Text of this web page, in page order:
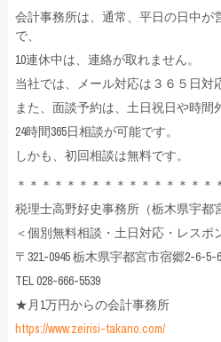
会計事務所は、通常、平日の日中が
で、
10連休中は、連絡が取れません。
当社では、メール対応は３６５日対
また、面談予約は、土日祝日や時間
24時間365日相談が可能です。
しかも、初回相談は無料です。
＊＊＊＊＊＊＊＊＊＊＊＊＊＊＊＊
税理士高野好史事務所（栃木県宇都
＜個別無料相談・土日対応・レスポ
〒321-0945 栃木県宇都宮市宿郷2-6-5-
TEL 028-666-5539
★月1万円からの会計事務所
https://www.zeirisi-takano.com/